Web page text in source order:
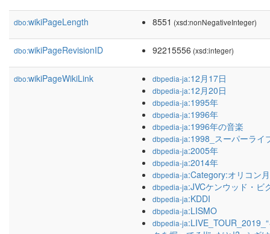
dbo:wikiPageLength 8551 (xsd:nonNegativeInteger)
dbo:wikiPageRevisionID 92215556 (xsd:integer)
dbo:wikiPageWikiLink dbpedia-ja:12月17日
dbpedia-ja:12月20日
dbpedia-ja:1995年
dbpedia-ja:1996年
dbpedia-ja:1996年の音楽
dbpedia-ja:1998_スーパーライ
dbpedia-ja:2005年
dbpedia-ja:2014年
dbpedia-ja:Category:オリコン
dbpedia-ja:JVCケンウッド・ビ
dbpedia-ja:KDDI
dbpedia-ja:LISMO
dbpedia-ja